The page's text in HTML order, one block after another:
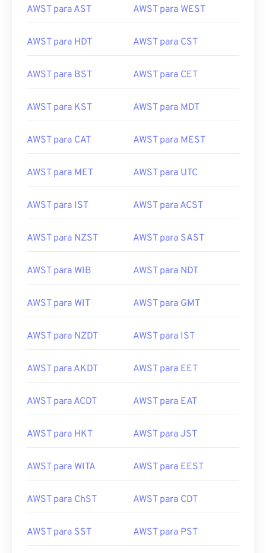
AWST para AST AWST para WEST
AWST para HDT AWST para CST
AWST para BST AWST para CET
AWST para KST AWST para MDT
AWST para CAT AWST para MEST
AWST para MET AWST para UTC
AWST para IST AWST para ACST
AWST para NZST AWST para SAST
AWST para WIB AWST para NDT
AWST para WIT AWST para GMT
AWST para NZDT AWST para IST
AWST para AKDT AWST para EET
AWST para ACDT AWST para EAT
AWST para HKT AWST para JST
AWST para WITA AWST para EEST
AWST para ChST AWST para CDT
AWST para SST AWST para PST